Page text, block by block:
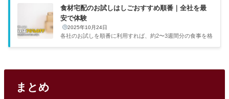
食材宅配のお試しはしごおすすめ順番｜全社を最
安で体験
2025年10月24日
各社のお試しを順番に利用すれば、約2〜3週間分の食事を格
その実体験をもとにベストな順番をまとめました。お試しは
まとめ